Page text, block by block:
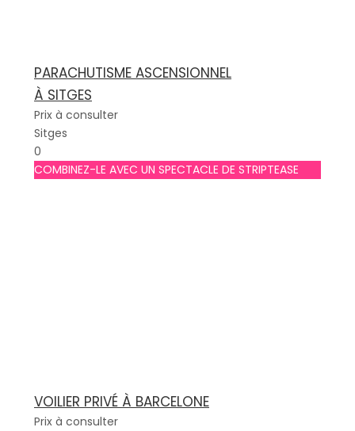
PARACHUTISME ASCENSIONNEL
À SITGES
Prix à consulter
Sitges
0
COMBINEZ-LE AVEC UN SPECTACLE DE STRIPTEASE
VOILIER PRIVÉ À BARCELONE
Prix à consulter